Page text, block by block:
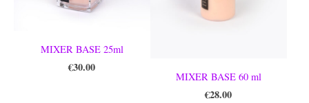
MIXER BASE 25ml
€30.00
MIXER BASE 60 ml
€28.00